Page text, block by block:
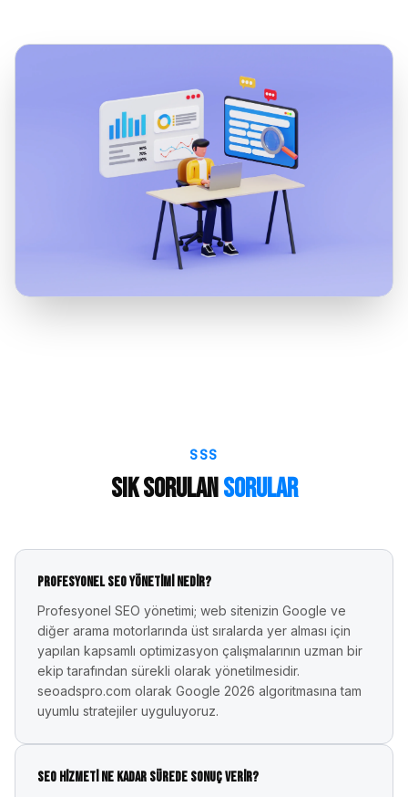
SSS
Sık SorulanSorular
Profesyonel SEO yönetimi nedir?
Profesyonel SEO yönetimi; web sitenizin Google ve
diğer arama motorlarında üst sıralarda yer alması için
yapılan kapsamlı optimizasyon çalışmalarının uzman bir
ekip tarafından sürekli olarak yönetilmesidir.
seoadspro.com olarak Google 2026 algoritmasına tam
uyumlu stratejiler uyguluyoruz.
SEO hizmeti ne kadar sürede sonuç verir?